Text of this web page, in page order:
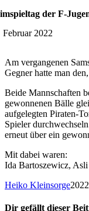
der F-
Februar 2022
Am vergangenen
Gegner hatte man
Beide Mannschaften
gewonnenen Bälle
aufgelegten Piraten-
Spieler
erneut über ein
Mit dabei waren:
Ida Bartoszewicz,
Heiko Kleinsorge
Dir gefällt dieser